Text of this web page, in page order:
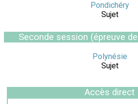
Pondichéry
Sujet
Seconde session (épreuve
Polynésie
Sujet
Accès direct